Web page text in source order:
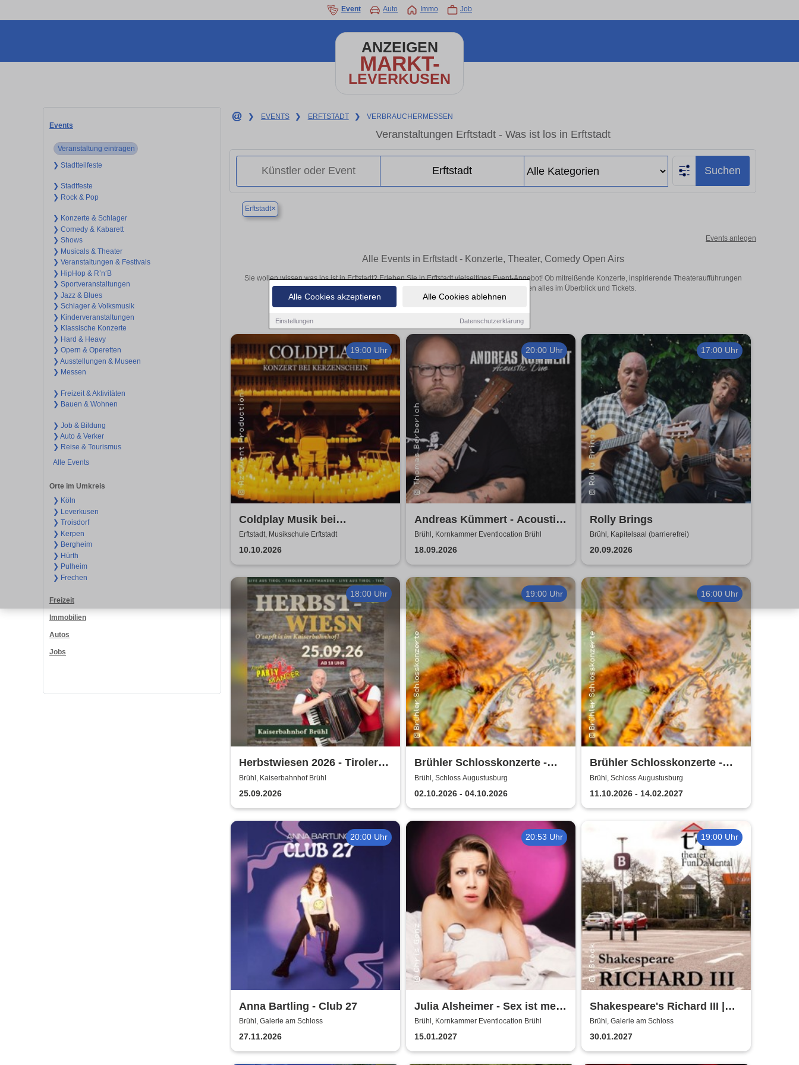
Alle Cookies akzeptieren Alle Cookies ablehnen
Einstellungen Datenschutzerklärung
Event Auto Immo Job
ANZEIGEN
MARKT-
LEVERKUSEN
Events
Veranstaltung eintragen
❯ Stadtteilfeste
❯ Stadtfeste
❯ Rock & Pop
❯ Konzerte & Schlager
❯ Comedy & Kabarett
❯ Shows
❯ Musicals & Theater
❯ Veranstaltungen & Festivals
❯ HipHop & R’n‘B
❯ Sportveranstaltungen
❯ Jazz & Blues
❯ Schlager & Volksmusik
❯ Kinderveranstaltungen
❯ Klassische Konzerte
❯ Hard & Heavy
❯ Opern & Operetten
❯ Ausstellungen & Museen
❯ Messen
❯ Freizeit & Aktivitäten
❯ Bauen & Wohnen
❯ Job & Bildung
❯ Auto & Verker
❯ Reise & Tourismus
Alle Events
Orte im Umkreis
❯ Köln
❯ Leverkusen
❯ Troisdorf
❯ Kerpen
❯ Bergheim
❯ Hürth
❯ Pulheim
❯ Frechen
Freizeit
Immobilien
Autos
Jobs
❯ EVENTS ❯ ERFTSTADT ❯ VERBRAUCHERMESSEN
Veranstaltungen Erftstadt - Was ist los in Erftstadt
Suchen
Erftstadt×
Events anlegen
Alle Events in Erftstadt - Konzerte, Theater, Comedy Open Airs
Sie wollen wissen was los ist in Erftstadt? Erleben Sie in Erftstadt vielseitiges Event-Angebot! Ob mitreißende Konzerte, inspirierende Theateraufführungen
oder aufregende Veranstaltungen in Erftstadt – hier finden alles im Überblick und Tickets.
19:00 Uhr
Coldplay Musik bei
Kerzenschein
Erftstadt, Musikschule Erftstadt
10.10.2026
20:00 Uhr
Andreas Kümmert - Acoustic
Duo
Brühl, Kornkammer Eventlocation Brühl
18.09.2026
17:00 Uhr
Rolly Brings
Brühl, Kapitelsaal (barrierefrei)
20.09.2026
18:00 Uhr
Herbstwiesen 2026 - Tiroler
Partymander live |
Kaiserbahnhof Brühl
Brühl, Kaiserbahnhof Brühl
25.09.2026
19:00 Uhr
Brühler Schlosskonzerte -
Haydn-Festival 2026
Brühl, Schloss Augustusburg
02.10.2026 - 04.10.2026
16:00 Uhr
Brühler Schlosskonzerte -
Bach um vier 2026/27
Brühl, Schloss Augustusburg
11.10.2026 - 14.02.2027
20:00 Uhr
Anna Bartling - Club 27
Brühl, Galerie am Schloss
27.11.2026
20:53 Uhr
Julia Alsheimer - Sex ist mehr
als nur 'ne Nummer
Brühl, Kornkammer Eventlocation Brühl
15.01.2027
19:00 Uhr
Shakespeare's Richard III |
Galerie am Schloss Brühl
Brühl, Galerie am Schloss
30.01.2027